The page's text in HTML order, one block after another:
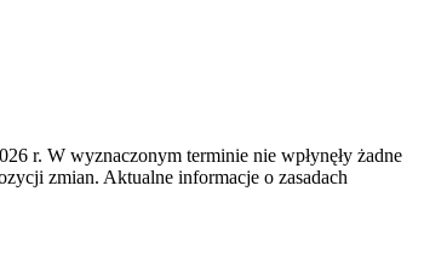
r. W wyznaczonym terminie nie wpłynęły żadne
zmian. Aktualne informacje o zasadach